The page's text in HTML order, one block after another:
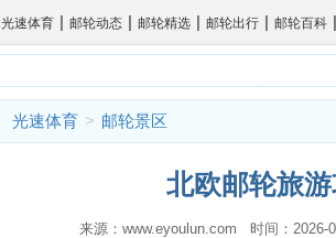
光速体育 | 邮轮动态 | 邮轮精选 | 邮轮出行 | 邮轮百科 |
光速体育 > 邮轮景区
北欧邮轮旅
来源：www.eyoulun.com 时间：